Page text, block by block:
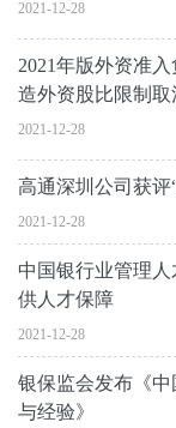
2021-12-28
2021年版外资准
造外资股比限制取
2021-12-28
高通深圳公司获
2021-12-28
中国银行业管理
供人才保障
2021-12-28
银保监会发布《
与经验》